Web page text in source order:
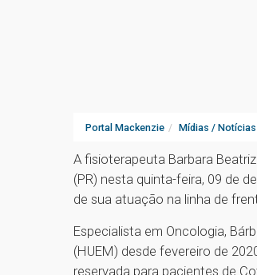
Portal Mackenzie Mídias / Notícias
A fisioterapeuta Barbara
(PR) nesta quinta-feira, 09 de
de sua atuação na linha de
Especialista em Oncologia,
(HUEM) desde fevereiro de
reservada para pacientes de